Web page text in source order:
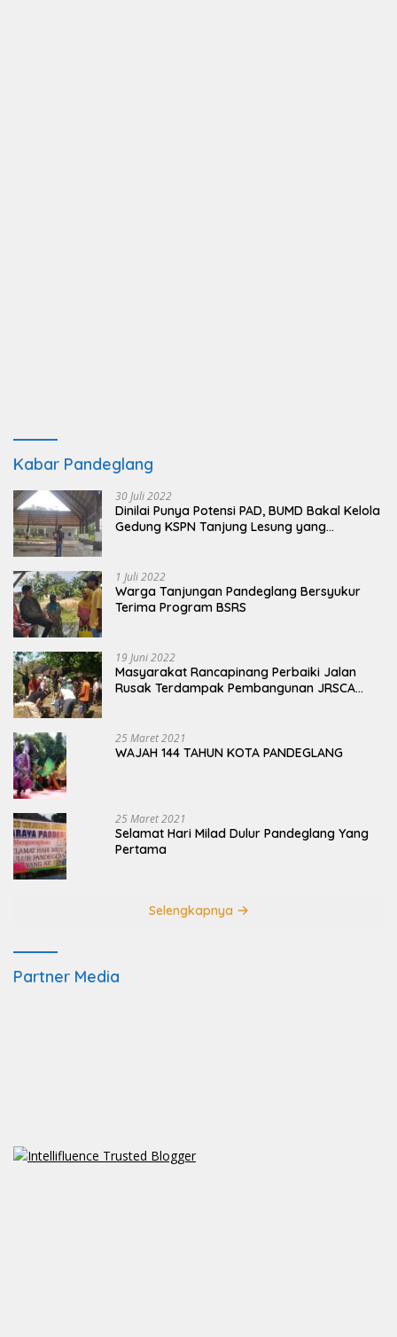
Kabar Pandeglang
30 Juli 2022
Dinilai Punya Potensi PAD, BUMD Bakal Kelola
Gedung KSPN Tanjung Lesung yang
1 Juli 2022
Warga Tanjungan Pandeglang Bersyukur
Terima Program BSRS
19 Juni 2022
Masyarakat Rancapinang Perbaiki Jalan
Rusak Terdampak Pembangunan JRSCA
25 Maret 2021
WAJAH 144 TAHUN KOTA PANDEGLANG
25 Maret 2021
Selamat Hari Milad Dulur Pandeglang Yang
Pertama
Selengkapnya
Partner Media